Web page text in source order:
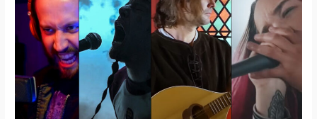
Vidéos
Nouveautés
Jonathan
Young,